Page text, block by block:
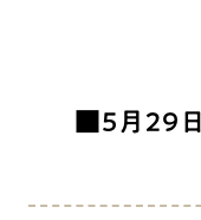
■5月29